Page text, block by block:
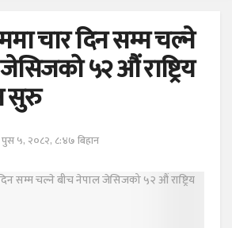
चार दिन सम्म चल्ने
५२ औं राष्ट्रिय
सुरु
पुस ५, २०८२, ८:४७ बिहान